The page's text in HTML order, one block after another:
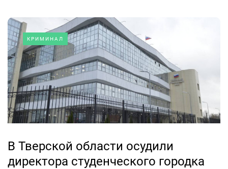
КРИМИНАЛ
В Тверской области осудили
директора студенческого городка